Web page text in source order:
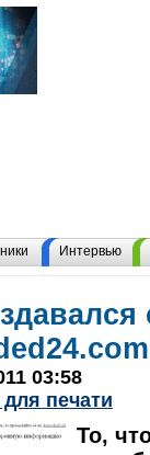
Интервью
03:58
печати
То,